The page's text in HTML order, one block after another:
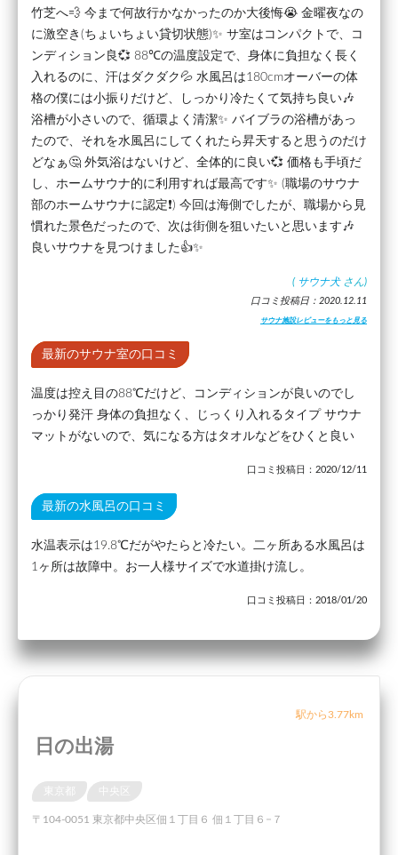
竹芝へ💨 今まで何故行かなかったのか大後悔😭 金曜夜なの
に激空き(ちょいちょい貸切状態)✨ サ室はコンパクトで、コ
ンディション良💞 88℃の温度設定で、身体に負担なく長く
入れるのに、汗はダクダク💦 水風呂は180cmオーバーの体
格の僕には小振りだけど、しっかり冷たくて気持ち良い🎶
浴槽が小さいので、循環よく清潔✨ バイブラの浴槽があっ
たので、それを水風呂にしてくれたら昇天すると思うのだけ
どなぁ🤔 外気浴はないけど、全体的に良い💞 価格も手頃だ
し、ホームサウナ的に利用すれば最高です✨ (職場のサウナ
部のホームサウナに認定❗) 今回は海側でしたが、職場から見
慣れた景色だったので、次は街側を狙いたいと思います🎶
良いサウナを見つけました👍✨
( サウナ犬 さん)
口コミ投稿日：2020.12.11
サウナ施設レビューをもっと見る
最新のサウナ室の口コミ
温度は控え目の88℃だけど、コンディションが良いのでし
っかり発汗 身体の負担なく、じっくり入れるタイプ サウナ
マットがないので、気になる方はタオルなどをひくと良い
口コミ投稿日：2020/12/11
最新の水風呂の口コミ
水温表示は19.8℃だがやたらと冷たい。二ヶ所ある水風呂は
1ヶ所は故障中。お一人様サイズで水道掛け流し。
口コミ投稿日：2018/01/20
駅から3.77km
日の出湯
東京都 中央区
〒104-0051 東京都中央区佃１丁目６ 佃１丁目６−７